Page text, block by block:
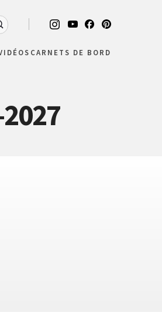
CARNETS DE BORD